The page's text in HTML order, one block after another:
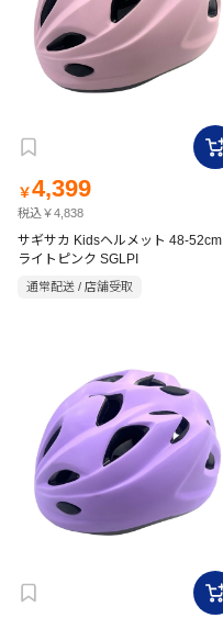
￥4,399
税込￥4,838
サギサカ Kidsヘルメット 48-52cm
ライトピンク SGLPI
通常配送 / 店舗受取